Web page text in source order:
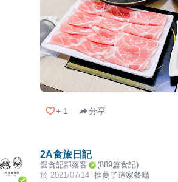
+ 1 分享
2A食旅日記
愛食記部落客 (889篇食記)
於 2021/07/14 推薦了這家餐廳